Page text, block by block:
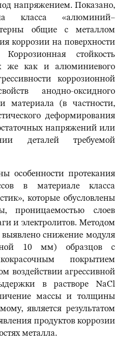
напряжением. Показано,
класса «алюминий–
общие с металлом
коррозии на поверхности
стойкость
же как и алюминиевого
коррозионной
анодно-оксидного
материала (в частности,
деформирования
напряжений или
деталей требуемой
особенности протекания
в материале класса
которые обусловлены
проницаемостью слоев
и электролитов. Методом
снижение модуля
10 мм) образцов с
покрытием
воздействии агрессивной
в растворе NaCl
массы и толщины
является результатом
продуктов коррозии
металла.